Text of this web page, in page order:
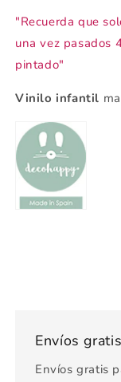
"Recuerda que
una vez pasados
pintado"
Vinilo infantil
Envíos gratis
Envíos gratis